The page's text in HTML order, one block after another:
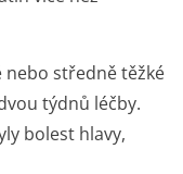
nebo středně těžké
týdnů léčby.
bolest hlavy,